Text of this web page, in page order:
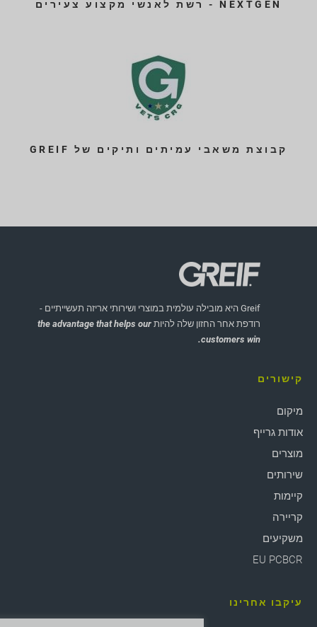
NEXTGEN - רשת לאנשי מקצוע צעירים
קבוצת משאבי עמיתים ותיקים של GREIF
Greif היא מובילה עולמית במוצרי ושירותי אריזה תעשייתיים -
רודפת אחר החזון שלה להיות the advantage that helps our
customers win.
קישורים
מיקום
אודות גרייף
מוצרים
שירותים
קיימות
קריירה
משקיעים
EU PCBCR
עיקבו אחרינו